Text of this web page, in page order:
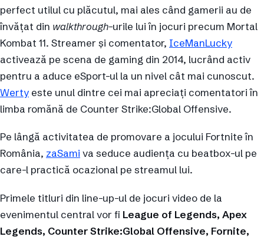
perfect utilul cu plăcutul, mai ales când gamerii au de
învățat din walkthrough-urile lui în jocuri precum Mortal
Kombat 11. Streamer și comentator, IceManLucky
activează pe scena de gaming din 2014, lucrând activ
pentru a aduce eSport-ul la un nivel cât mai cunoscut.
Werty este unul dintre cei mai apreciați comentatori în
limba romănă de Counter Strike:Global Offensive.
Pe lângă activitatea de promovare a jocului Fortnite în
România, zaSami va seduce audiența cu beatbox-ul pe
care-l practică ocazional pe streamul lui.
Primele titluri din line-up-ul de jocuri video de la
evenimentul central vor fi League of Legends, Apex
Legends, Counter Strike:Global Offensive, Fornite,